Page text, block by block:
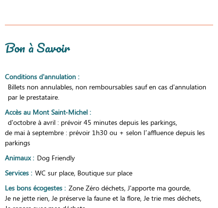
Bon à Savoir
Conditions d'annulation :
Billets non annulables, non remboursables sauf en cas d'annulation
par le prestataire.
Accès au Mont Saint-Michel :
d'octobre à avril : prévoir 45 minutes depuis les parkings
de mai à septembre : prévoir 1h30 ou + selon l’affluence depuis les
parkings
Animaux: Dog Friendly
Services : WC sur place Boutique sur place
Les bons écogestes : Zone Zéro déchets J'apporte ma gourde
Je ne jette rien Je préserve la faune et la flore Je trie mes déchets